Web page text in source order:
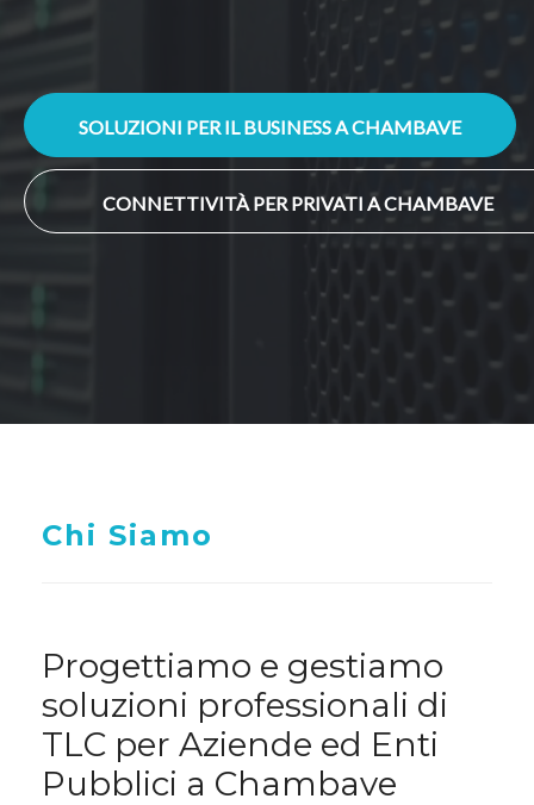
SOLUZIONI PER IL BUSINESS A CHAMBAVE
CONNETTIVITÀ PER PRIVATI A CHAMBAVE
Chi Siamo
Progettiamo e gestiamo
soluzioni professionali di
TLC per Aziende ed Enti
Pubblici a Chambave